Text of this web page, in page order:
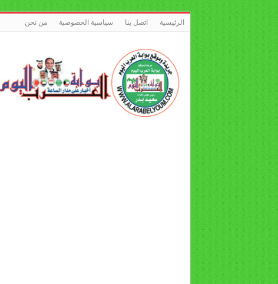
الرئيسية اتصل بنا سياسية الخصوصية من نحن